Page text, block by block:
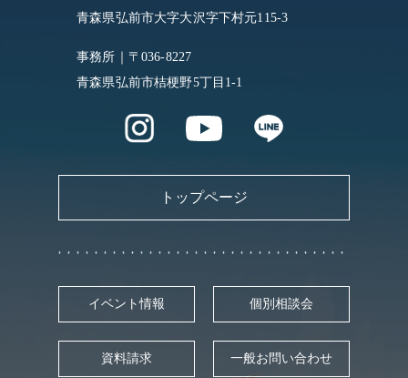
青森県弘前市大字大沢字下村元115-3
事務所｜〒036-8227
青森県弘前市桔梗野5丁目1-1
トップページ
イベント情報 個別相談会
資料請求 一般お問い合わせ